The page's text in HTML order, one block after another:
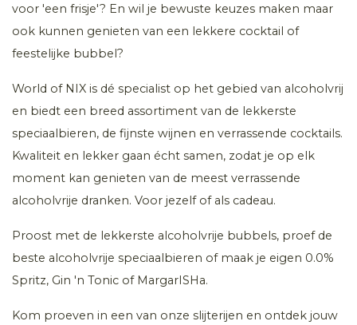
voor 'een frisje'? En wil je bewuste keuzes maken maar
ook kunnen genieten van een lekkere cocktail of
feestelijke bubbel?
World of NIX is dé specialist op het gebied van alcoholvrij
en biedt een breed assortiment van de lekkerste
speciaalbieren, de fijnste wijnen en verrassende cocktails.
Kwaliteit en lekker gaan écht samen, zodat je op elk
moment kan genieten van de meest verrassende
alcoholvrije dranken. Voor jezelf of als cadeau.
Proost met de lekkerste alcoholvrije bubbels, proef de
beste alcoholvrije speciaalbieren of maak je eigen 0.0%
Spritz, Gin 'n Tonic of MargarISHa.
Kom proeven in een van onze slijterijen en ontdek jouw